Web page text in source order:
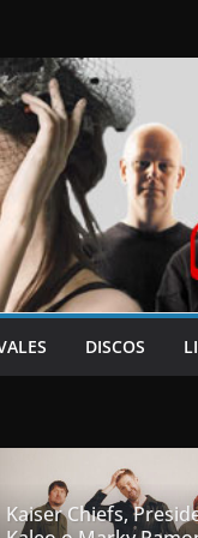
DISCOS
Kaiser Chiefs,